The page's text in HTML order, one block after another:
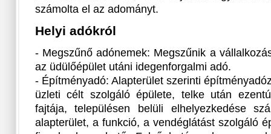
számolta el az adományt.
Helyi adókról
- Megszűnő adónemek: Megszűnik a
az üdülőépület utáni idegenforgalmi adó.
- Építményadó: Alapterület szerinti
üzleti célt szolgáló épülete, telke után
fajtája, településen belüli elhelyezkedése
alapterület, a funkció, a vendéglátást szolgáló